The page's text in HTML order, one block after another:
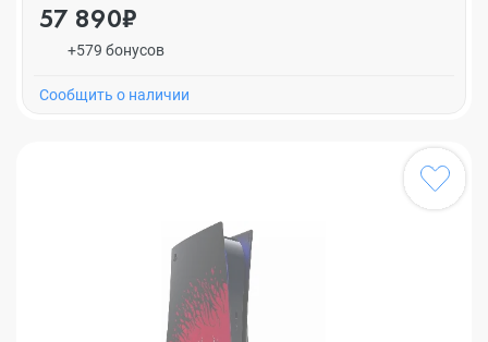
57 890₽
+579 бонусов
Cообщить о наличии